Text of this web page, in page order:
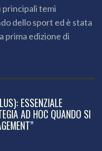
temi
dello sport ed è stata
prima edizione di
ESSENZIALE
AD HOC QUANDO SI